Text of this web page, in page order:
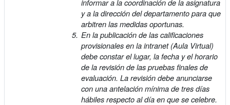
y a la dirección del departamento para que
arbitren las medidas oportunas.
En la publicación de las calificaciones
provisionales en la intranet (Aula Virtual)
debe constar el lugar, la fecha y el horario
de la revisión de las pruebas finales de
evaluación. La revisión debe anunciarse
con una antelación mínima de tres días
hábiles respecto al día en que se celebre.